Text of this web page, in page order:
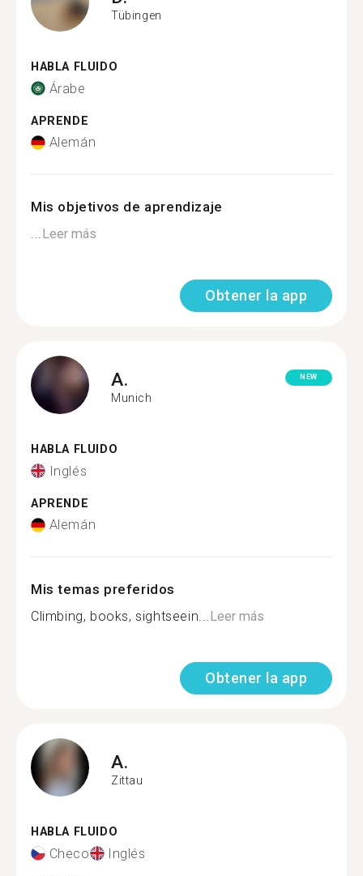
Tübingen
HABLA FLUIDO
Árabe
APRENDE
Alemán
Mis objetivos de aprendizaje
...Leer más
Obtener la app
A.
Munich
NEW
HABLA FLUIDO
Inglés
APRENDE
Alemán
Mis temas preferidos
Climbing, books, sightseein...Leer más
Obtener la app
A.
Zittau
HABLA FLUIDO
Checo Inglés